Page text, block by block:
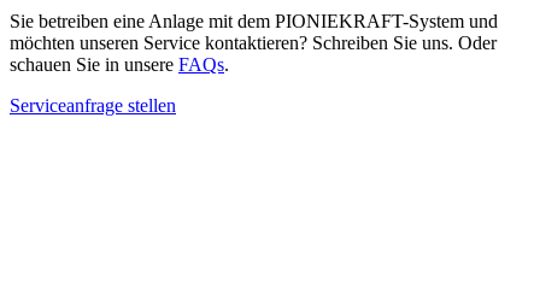
Sie betreiben eine Anlage mit dem PIONIEKRAFT-System und
möchten unseren Service kontaktieren? Schreiben Sie uns. Oder
schauen Sie in unsere FAQs.
Serviceanfrage stellen